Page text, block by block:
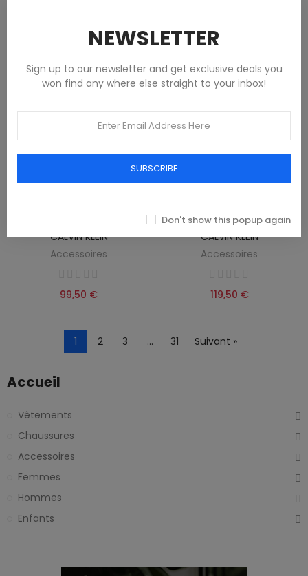
CALVIN KLEIN
Accessoires
99,50 €
PORTEFEUILLE HOMME MARRON
CALVIN KLEIN
Accessoires
119,50 €
1 2 3 … 31 Suivant »
Accueil
Vêtements
Chaussures
Accessoires
Femmes
Hommes
Enfants
NEWSLETTER
Sign up to our newsletter and get exclusive deals you
won find any where else straight to your inbox!
SUBSCRIBE
Don't show this popup again